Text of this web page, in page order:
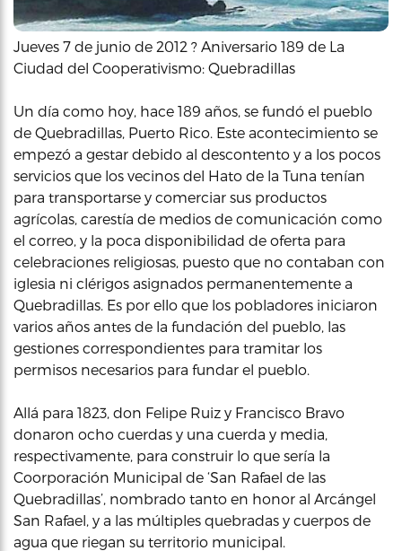
Jueves 7 de junio de 2012 ? Aniversario 189 de La
Ciudad del Cooperativismo: Quebradillas
Un día como hoy, hace 189 años, se fundó el pueblo
de Quebradillas, Puerto Rico. Este acontecimiento se
empezó a gestar debido al descontento y a los pocos
servicios que los vecinos del Hato de la Tuna tenían
para transportarse y comerciar sus productos
agrícolas, carestía de medios de comunicación como
el correo, y la poca disponibilidad de oferta para
celebraciones religiosas, puesto que no contaban con
iglesia ni clérigos asignados permanentemente a
Quebradillas. Es por ello que los pobladores iniciaron
varios años antes de la fundación del pueblo, las
gestiones correspondientes para tramitar los
permisos necesarios para fundar el pueblo.
Allá para 1823, don Felipe Ruiz y Francisco Bravo
donaron ocho cuerdas y una cuerda y media,
respectivamente, para construir lo que sería la
Coorporación Municipal de ‘San Rafael de las
Quebradillas’, nombrado tanto en honor al Arcángel
San Rafael, y a las múltiples quebradas y cuerpos de
agua que riegan su territorio municipal.